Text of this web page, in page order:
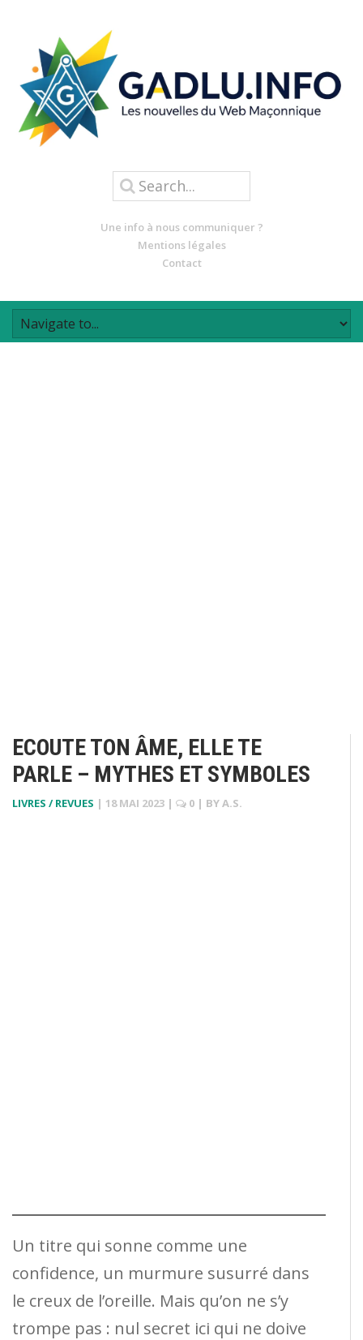
Une info à nous communiquer ?
Mentions légales
Contact
ECOUTE TON ÂME, ELLE TE
PARLE – MYTHES ET SYMBOLES
LIVRES / REVUES | 18 MAI 2023 | 0 | BYA.S.
Un titre qui sonne comme une
confidence, un murmure susurré dans
le creux de l’oreille. Mais qu’on ne s’y
trompe pas : nul secret ici qui ne doive